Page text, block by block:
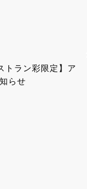
トラン彩限定】ア
らせ